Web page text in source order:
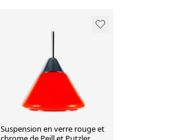
Suspension en verre rouge et